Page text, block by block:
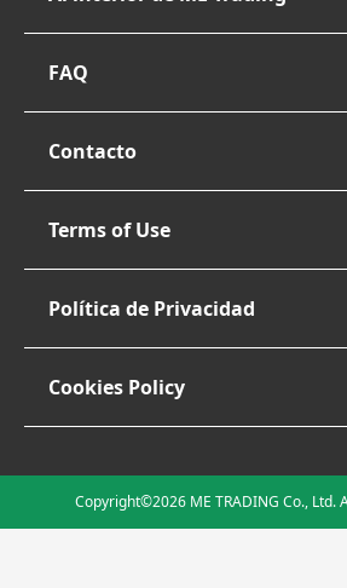
FAQ
Contacto
Terms of Use
Política de Privacidad
Cookies Policy
Copyright©2026 ME TRADING Co., Ltd.